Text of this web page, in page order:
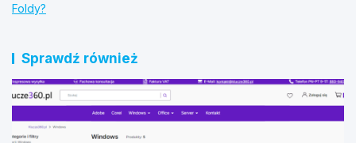
Foldy?
Sprawdź również